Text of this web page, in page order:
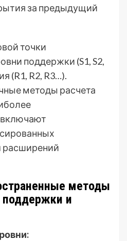
за предыдущий
точки
поддержки (S1, S2,
(R1, R2, R3…).
методы расчета
расширений
методы
поддержки и